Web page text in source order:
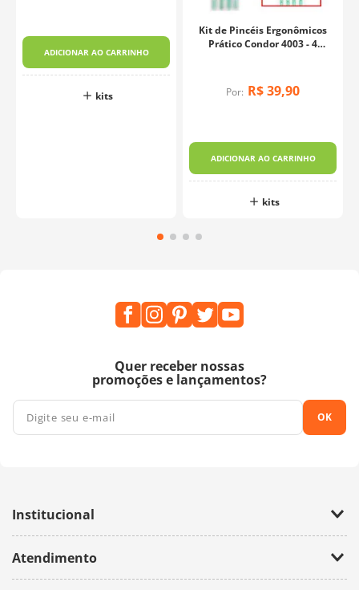
ADICIONAR AO CARRINHO
kits
Kit de Pincéis Ergonômicos
Prático Condor 4003 - 4
Por: R$39,90
ADICIONAR AO CARRINHO
kits
Quer receber nossas
promoções e lançamentos?
OK
Institucional
Trabalhe Conosco
Política de Privacidade
Atendimento